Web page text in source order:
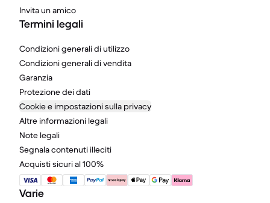
Invita un amico
Termini legali
Condizioni generali di utilizzo
Condizioni generali di vendita
Garanzia
Protezione dei dati
Cookie e impostazioni sulla privacy
Altre informazioni legali
Note legali
Segnala contenuti illeciti
Acquisti sicuri al 100%
Varie